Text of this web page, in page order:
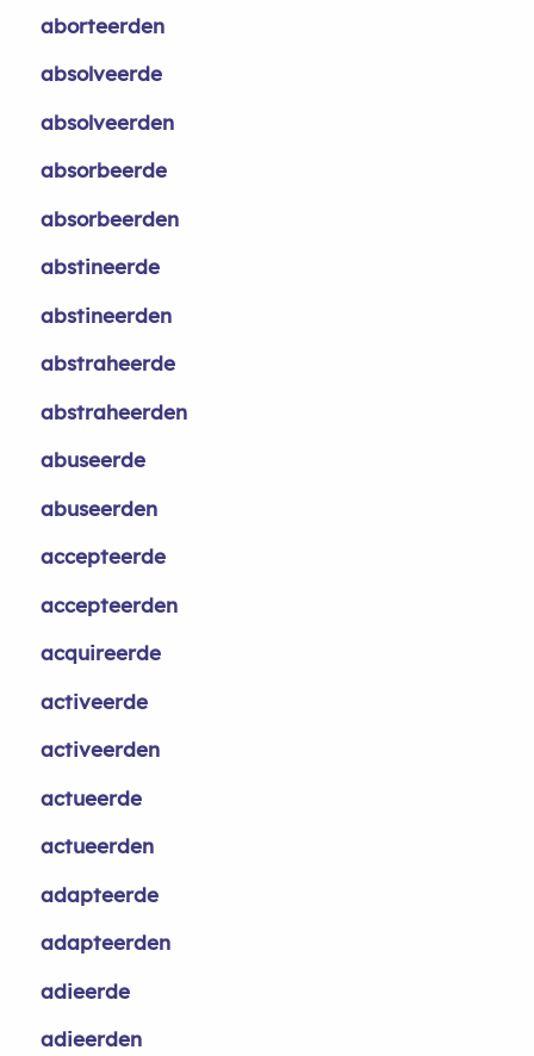
aborteerden
absolveerde
absolveerden
absorbeerde
absorbeerden
abstineerde
abstineerden
abstraheerde
abstraheerden
abuseerde
abuseerden
accepteerde
accepteerden
acquireerde
activeerde
activeerden
actueerde
actueerden
adapteerde
adapteerden
adieerde
adieerden